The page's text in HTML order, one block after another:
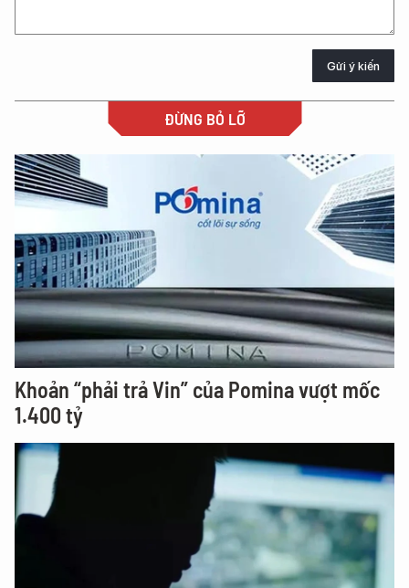
Gửi ý kiến
ĐỪNG BỎ LỠ
Khoản “phải trả Vin” của Pomina vượt mốc
1.400 tỷ